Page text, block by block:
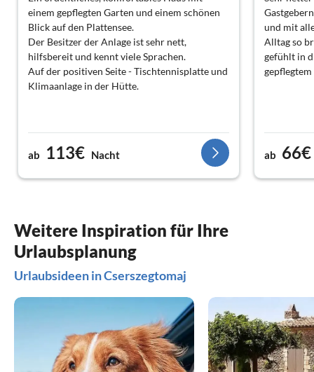
einem gepflegten Garten und einem schönen
Blick auf den Plattensee.
Der Besitzer der Anlage ist sehr nett,
hilfsbereit und kennt viele Sprachen.
Auf der positiven Seite - Tischtennisplatte und
Klimaanlage in der Hütte.
ab 113€ Nacht
und mit
Alltag so
gefühlt in
ab 66€
Weitere Inspiration für Ihre
Urlaubsplanung
Urlaubsideen in Cserszegtomaj